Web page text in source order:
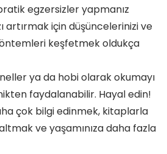
egzersizler yapmanız
artırmak için düşüncelerinizi ve
keşfetmek oldukça
ya da hobi olarak okumayı
faydalanabilir. Hayal edin!
çok bilgi edinmek, kitaplarla
ve yaşamınıza daha fazla